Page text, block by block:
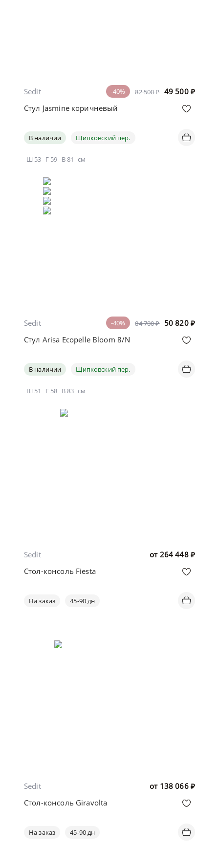
82 500 ₽ 49 500 ₽
-40%
Sedit
Стул Jasmine коричневый
В наличии Щипковский пер.
Ш 53 Г59 В81 см
84 700 ₽ 50 820 ₽
-40%
Sedit
Стул Arisa Ecopelle Bloom 8/N
В наличии Щипковский пер.
Ш 51 Г58 В83 см
от 264 448 ₽
Sedit
Стол-консоль Fiesta
На заказ 45-90 дн
от 138 066 ₽
Sedit
Стол-консоль Giravolta
На заказ 45-90 дн